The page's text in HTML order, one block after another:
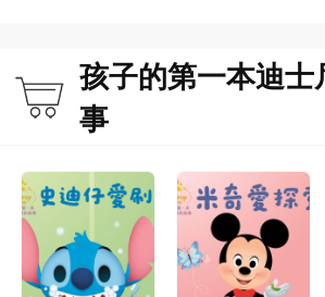
孩子的第一本迪士
事